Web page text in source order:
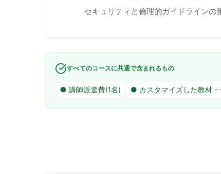
セキュリティと倫理的ガイドラインの
すべてのコースに共通で含まれるもの
● 講師派遣費(1名) ● カスタマイズした教材・